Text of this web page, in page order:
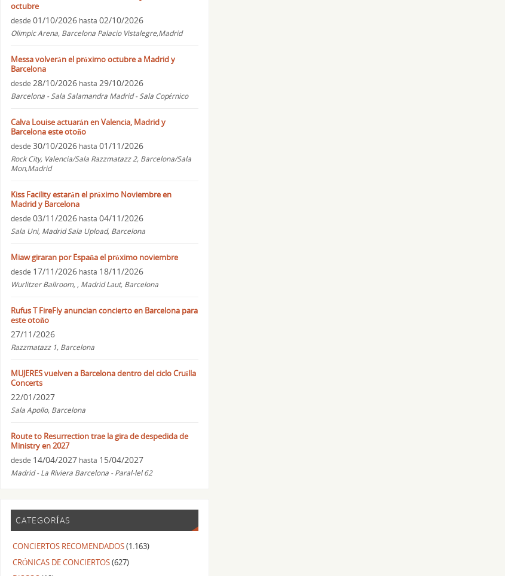
octubre
desde 01/10/2026 hasta 02/10/2026
Olimpic Arena, Barcelona Palacio Vistalegre,Madrid
Messa volverán el próximo octubre a Madrid y
Barcelona
desde 28/10/2026 hasta 29/10/2026
Barcelona - Sala Salamandra Madrid - Sala Copérnico
Calva Louise actuarán en Valencia, Madrid y
Barcelona este otoño
desde 30/10/2026 hasta 01/11/2026
Rock City, Valencia/Sala Razzmatazz 2, Barcelona/Sala
Mon,Madrid
Kiss Facility estarán el próximo Noviembre en
Madrid y Barcelona
desde 03/11/2026 hasta 04/11/2026
Sala Uni, Madrid Sala Upload, Barcelona
Miaw giraran por España el próximo noviembre
desde 17/11/2026 hasta 18/11/2026
Wurlitzer Ballroom, , Madrid Laut, Barcelona
Rufus T FireFly anuncian concierto en Barcelona para
este otoño
27/11/2026
Razzmatazz 1, Barcelona
MUJERES vuelven a Barcelona dentro del ciclo Cruïlla
Concerts
22/01/2027
Sala Apollo, Barcelona
Route to Resurrection trae la gira de despedida de
Ministry en 2027
desde 14/04/2027 hasta 15/04/2027
Madrid - La Riviera Barcelona - Paral-lel 62
CATEGORÍAS
CONCIERTOS RECOMENDADOS(1.163)
CRÓNICAS DE CONCIERTOS(627)